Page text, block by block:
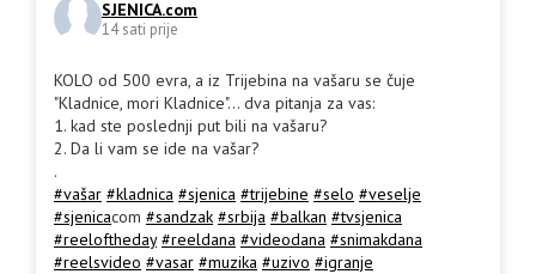
SJENICA.com
14 sati prije
KOLO od 500 evra, a iz Trijebina na vašaru se čuje
"Kladnice, mori Kladnice"... dva pitanja za vas:
1. kad ste poslednji put bili na vašaru?
2. Da li vam se ide na vašar?
.
#vašar #kladnica #sjenica #trijebine #selo #veselje
#sjenicacom #sandzak #srbija #balkan #tvsjenica
#reeloftheday #reeldana #videodana #snimakdana
#reelsvideo #vasar #muzika #uzivo #igranje